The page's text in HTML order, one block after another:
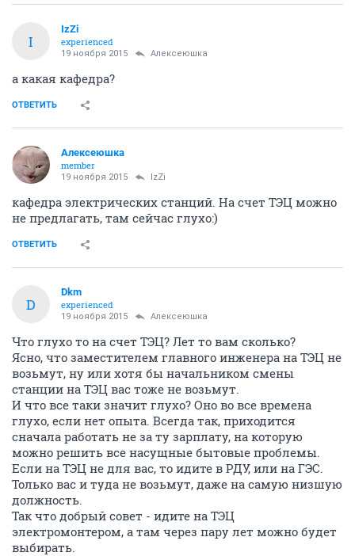
I
IzZi
experienced
19 ноября 2015 Алексеюшка
а какая кафедра?
ОТВЕТИТЬ
Алексеюшка
member
19 ноября 2015 IzZi
кафедра электрических станций. На счет ТЭЦ можно
не предлагать, там сейчас глухо:)
ОТВЕТИТЬ
D
Dkm
experienced
19 ноября 2015 Алексеюшка
Что глухо то на счет ТЭЦ? Лет то вам сколько?
Ясно, что заместителем главного инженера на ТЭЦ не
возьмут, ну или хотя бы начальником смены
станции на ТЭЦ вас тоже не возьмут.
И что все таки значит глухо? Оно во все времена
глухо, если нет опыта. Всегда так, приходится
сначала работать не за ту зарплату, на которую
можно решить все насущные бытовые проблемы.
Если на ТЭЦ не для вас, то идите в РДУ, или на ГЭС.
Только вас и туда не возьмут, даже на самую низшую
должность.
Так что добрый совет - идите на ТЭЦ
электромонтером, а там через пару лет можно будет
выбирать.